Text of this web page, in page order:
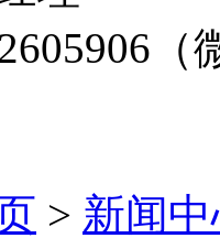
（
> 新闻